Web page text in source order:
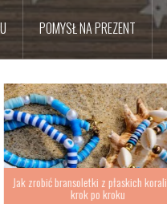
POMYSŁ NA PREZENT
Jak zrobić bransoletki z płaskich koralików
krok po kroku